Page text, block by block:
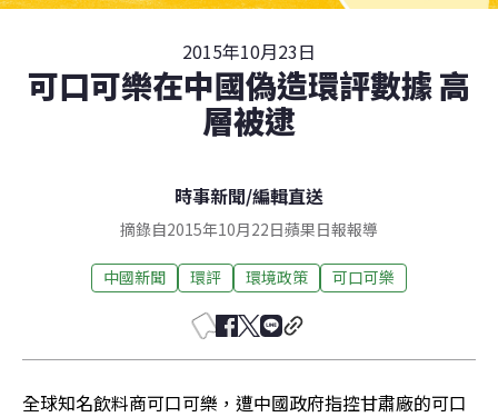
2015年10月23日
可口可樂在中國偽造環評數據 高
層被逮
時事新聞/編輯直送
摘錄自2015年10月22日蘋果日報報導
中國新聞 環評 環境政策 可口可樂
全球知名飲料商可口可樂，遭中國政府指控甘肅廠的可口